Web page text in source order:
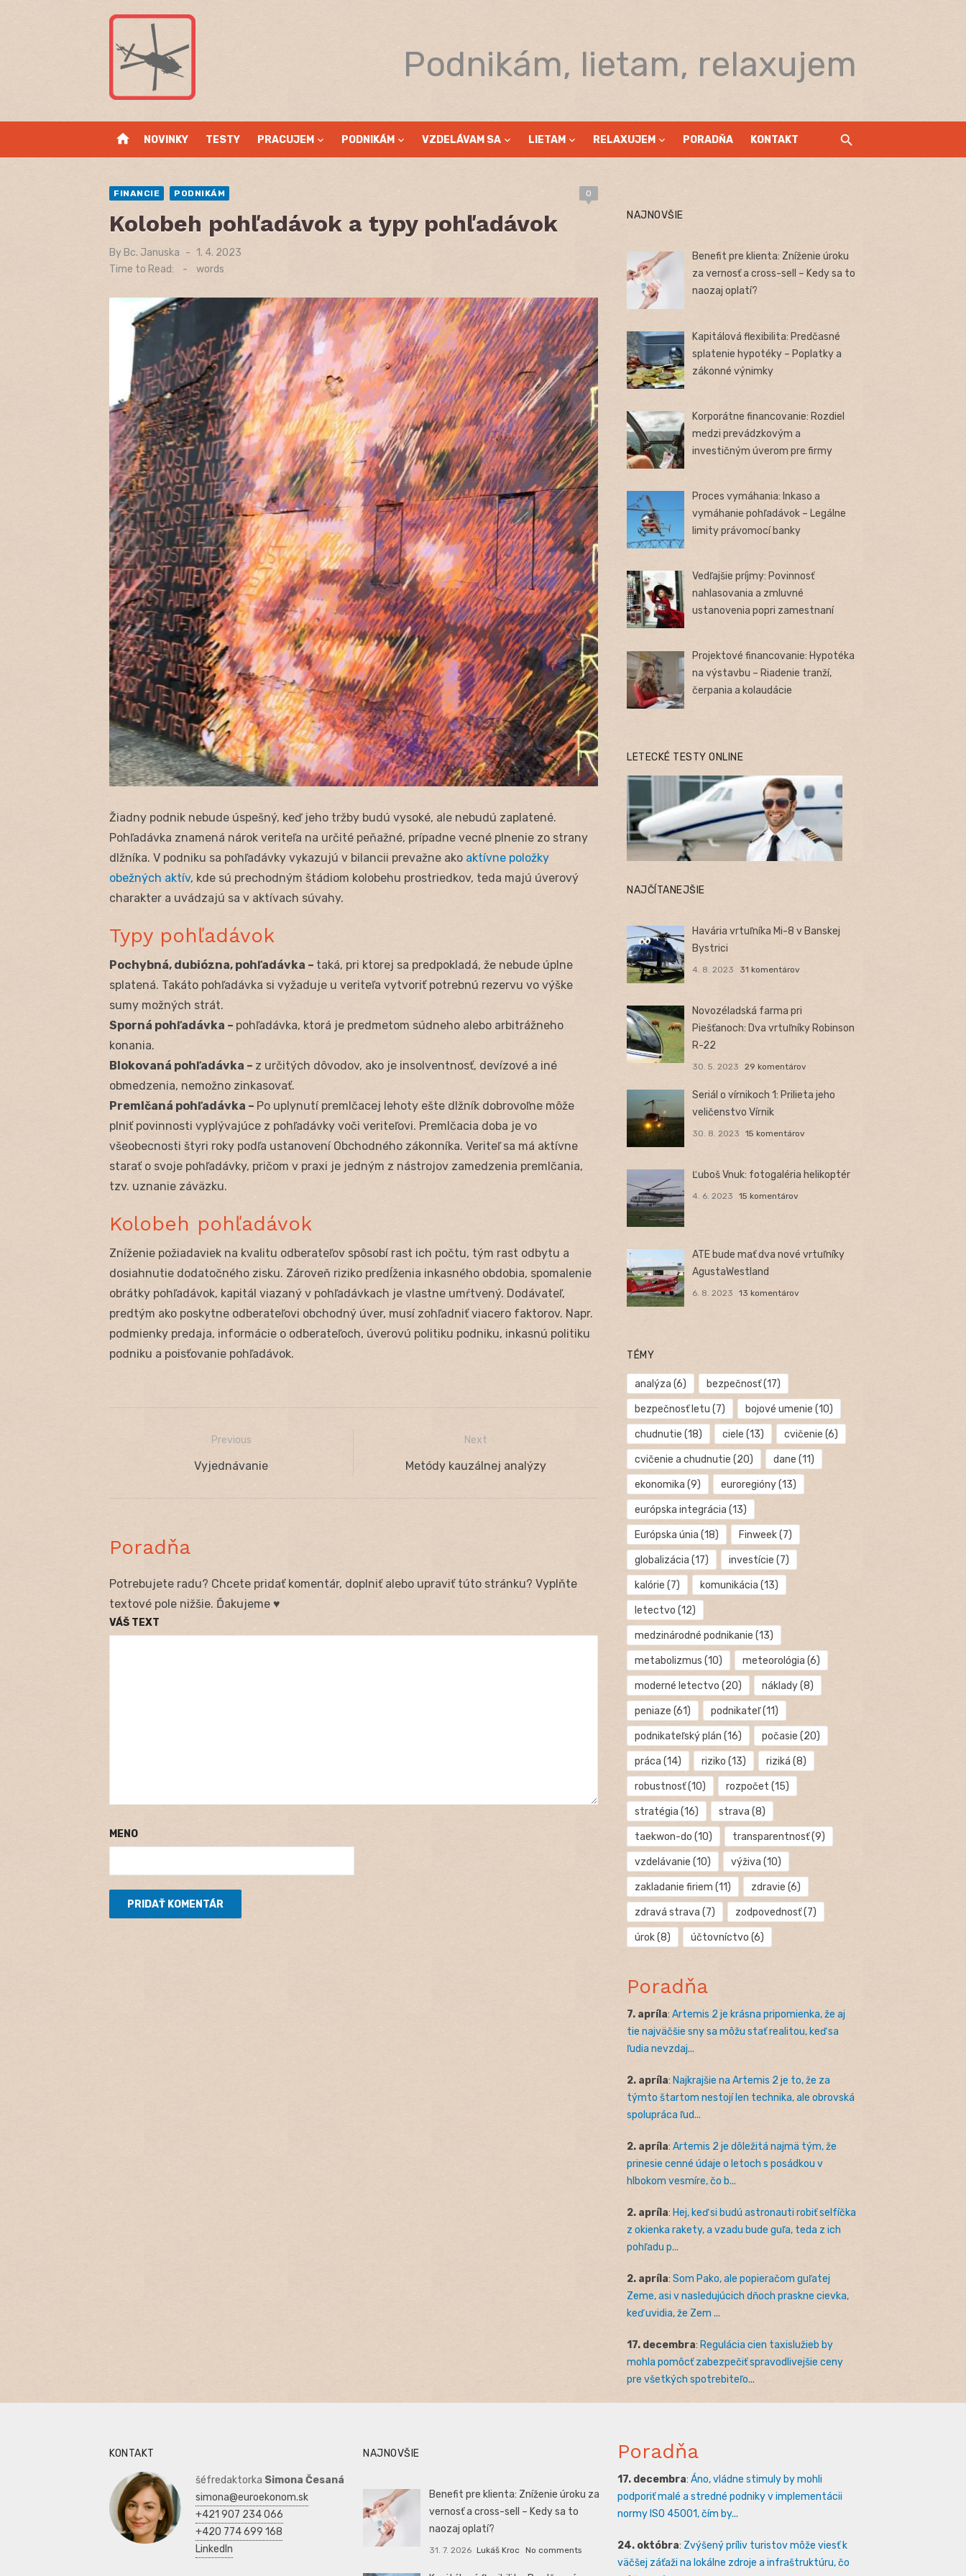
Podnikám, lietam, relaxujem
home NOVINKY TESTY PRACUJEM PODNIKÁM VZDELÁVAM SA LIETAM RELAXUJEM PORADŇA KONTAKT
FINANCIE PODNIKÁM 0
Kolobeh pohľadávok a typy pohľadávok
By Bc. Januska
Posted
on
1. 4. 2023
Time to Read:
- words
Žiadny podnik nebude úspešný, keď jeho tržby budú vysoké, ale nebudú zaplatené.
Pohľadávka znamená nárok veriteľa na určité peňažné, prípadne vecné plnenie zo strany
dlžníka. V podniku sa pohľadávky vykazujú v bilancii prevažne ako aktívne položky
obežných aktív, kde sú prechodným štádiom kolobehu prostriedkov, teda majú úverový
charakter a uvádzajú sa v aktívach súvahy.
Typy pohľadávok
Pochybná, dubiózna, pohľadávka – taká, pri ktorej sa predpokladá, že nebude úplne
splatená. Takáto pohľadávka si vyžaduje u veriteľa vytvoriť potrebnú rezervu vo výške
sumy možných strát.
Sporná pohľadávka – pohľadávka, ktorá je predmetom súdneho alebo arbitrážneho
konania.
Blokovaná pohľadávka – z určitých dôvodov, ako je insolventnosť, devízové a iné
obmedzenia, nemožno zinkasovať.
Premlčaná pohľadávka – Po uplynutí premlčacej lehoty ešte dlžník dobrovoľne môže
plniť povinnosti vyplývajúce z pohľadávky voči veriteľovi. Premlčacia doba je vo
všeobecnosti štyri roky podľa ustanovení Obchodného zákonníka. Veriteľ sa má aktívne
starať o svoje pohľadávky, pričom v praxi je jedným z nástrojov zamedzenia premlčania,
tzv. uznanie záväzku.
Kolobeh pohľadávok
Zníženie požiadaviek na kvalitu odberateľov spôsobí rast ich počtu, tým rast odbytu a
dosiahnutie dodatočného zisku. Zároveň riziko predĺženia inkasného obdobia, spomalenie
obrátky pohľadávok, kapitál viazaný v pohľadávkach je vlastne umŕtvený. Dodávateľ,
predtým ako poskytne odberateľovi obchodný úver, musí zohľadniť viacero faktorov. Napr.
podmienky predaja, informácie o odberateľoch, úverovú politiku podniku, inkasnú politiku
podniku a poisťovanie pohľadávok.
Navigácia
Previous
Previous
Vyjednávanie
Next
Next
Metódy kauzálnej analýzy
Poradňa
Potrebujete radu? Chcete pridať komentár, doplniť alebo upraviť túto stránku? Vyplňte
textové pole nižšie. Ďakujeme ♥
VÁŠ TEXT
MENO
NAJNOVŠIE
Benefit pre klienta: Zníženie úroku
za vernosť a cross-sell – Kedy sa to
naozaj oplatí?
Kapitálová flexibilita: Predčasné
splatenie hypotéky – Poplatky a
zákonné výnimky
Korporátne financovanie: Rozdiel
medzi prevádzkovým a
investičným úverom pre firmy
Proces vymáhania: Inkaso a
vymáhanie pohľadávok – Legálne
limity právomocí banky
Vedľajšie príjmy: Povinnosť
nahlasovania a zmluvné
ustanovenia popri zamestnaní
Projektové financovanie: Hypotéka
na výstavbu – Riadenie tranží,
čerpania a kolaudácie
LETECKÉ TESTY ONLINE
NAJČÍTANEJŠIE
Havária vrtuľníka Mi-8 v Banskej
Bystrici
4. 8. 2023 31 komentárov
Novozéladská farma pri
Piešťanoch: Dva vrtuľníky Robinson
R-22
30. 5. 2023 29 komentárov
Seriál o vírnikoch 1: Prilieta jeho
veličenstvo Vírnik
30. 8. 2023 15 komentárov
Ľuboš Vnuk: fotogaléria helikoptér
4. 6. 2023 15 komentárov
ATE bude mať dva nové vrtuľníky
AgustaWestland
6. 8. 2023 13 komentárov
TÉMY
analýza (6) bezpečnosť(17)
bezpečnosť letu (7) bojové umenie (10)
chudnutie (18) ciele (13) cvičenie (6)
cvičenie a chudnutie (20) dane (11)
ekonomika (9) euroregióny(13)
európska integrácia (13)
Európska únia (18) Finweek(7)
globalizácia (17) investície (7)
kalórie (7) komunikácia (13)
letectvo (12)
medzinárodné podnikanie (13)
metabolizmus (10) meteorológia (6)
moderné letectvo (20) náklady(8)
peniaze (61) podnikateľ(11)
podnikateľský plán (16) počasie (20)
práca (14) riziko (13) riziká (8)
robustnosť(10) rozpočet (15)
stratégia (16) strava (8)
taekwon-do (10) transparentnosť(9)
vzdelávanie (10) výživa (10)
zakladanie firiem (11) zdravie (6)
zdravá strava (7) zodpovednosť(7)
úrok(8) účtovníctvo (6)
Poradňa
7. apríla: Artemis 2 je krásna pripomienka, že aj
tie najväčšie sny sa môžu stať realitou, keď sa
ľudia nevzdaj...
2. apríla: Najkrajšie na Artemis 2 je to, že za
týmto štartom nestojí len technika, ale obrovská
spolupráca ľud...
2. apríla: Artemis 2 je dôležitá najmä tým, že
prinesie cenné údaje o letoch s posádkou v
hlbokom vesmíre, čo b...
2. apríla: Hej, keď si budú astronauti robiť selfíčka
z okienka rakety, a vzadu bude guľa, teda z ich
pohľadu p...
2. apríla: Som Pako, ale popieračom guľatej
Zeme, asi v nasledujúcich dňoch praskne cievka,
keď uvidia, že Zem ...
17. decembra: Regulácia cien taxislužieb by
mohla pomôcť zabezpečiť spravodlivejšie ceny
pre všetkých spotrebiteľo...
KONTAKT
šéfredaktorka Simona Česaná
simona@euroekonom.sk
+421 907 234 066
+420 774 699 168
LinkedIn
NAJNOVŠIE
Benefit pre klienta: Zníženie úroku za
vernosť a cross-sell – Kedy sa to
naozaj oplatí?
31. 7. 2026 Lukáš Kroc No comments
Poradňa
17. decembra: Áno, vládne stimuly by mohli
podporiť malé a stredné podniky v implementácii
normy ISO 45001, čím by...
24. októbra: Zvýšený príliv turistov môže viesť k
väčšej záťaži na lokálne zdroje a infraštruktúru, čo